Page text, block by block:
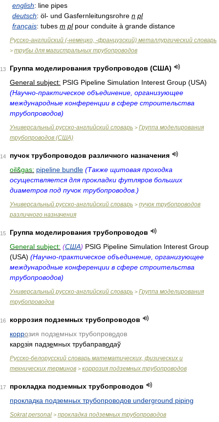
english: line pipes
deutsch: öl- und Gasfernleitungsrohre n pl
français: tubes m plpour conduite à grande distance
Русско-английский (-немецко, -французский) металлургический словарь
> трубы для магистральных трубопроводов
13
Группа моделирования трубопроводов (США)
General subject: PSIG Pipeline Simulation Interest Group (USA)
(Научно-практическое объединение, организующее
международные конференции в сфере строительства
трубопроводов)
Универсальный русско-английский словарь > Группа моделирования
трубопроводов (США)
14
пучок трубопроводов различного назначения
oil&gas: pipeline bundle (Также щитовая проходка
осуществляется для прокладки футляров больших
диаметров под пучок трубопроводов.)
Универсальный русско-английский словарь > пучок трубопроводов
различного назначения
15
Группа моделирования трубопроводов
General subject: (США) PSIG Pipeline Simulation Interest Group
(USA) (Научно-практическое объединение, организующее
международные конференции в сфере строительства
трубопроводов)
Универсальный русско-английский словарь > Группа моделирования
трубопроводов
16
коррозия подземных трубопроводов
коррозия подземных трубопроводов
карозія падземных трубаправодаў
Русско-белорусский словарь математических, физических и
технических терминов > коррозия подземных трубопроводов
17
прокладка подземных трубопроводов
прокладка подземных трубопроводов underground piping
Sokrat personal > прокладка подземных трубопроводов